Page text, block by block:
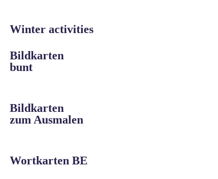
Winter activities
Bildkarten
bunt
Bildkarten
zum Ausmalen
Wortkarten BE